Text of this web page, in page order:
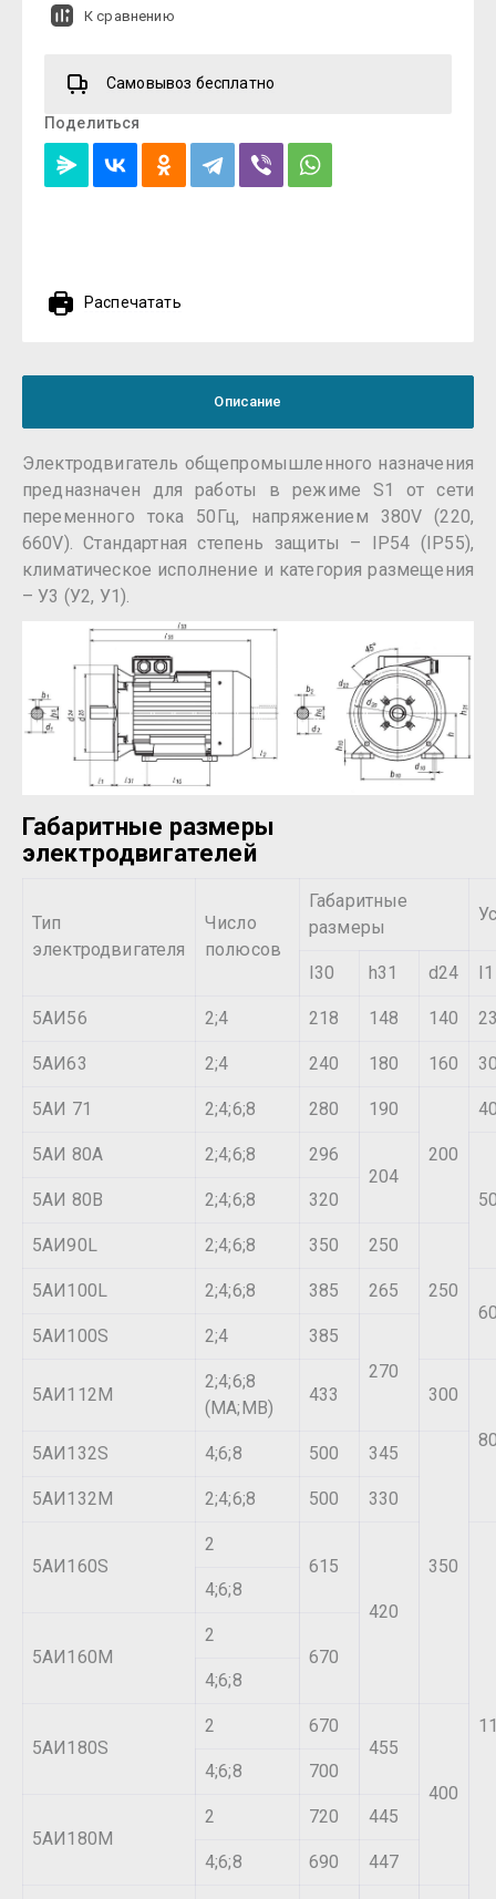
К сравнению
Самовывоз бесплатно
Поделиться
Распечатать
Описание
Электродвигатель общепромышленного назначения
предназначен для работы в режиме S1 от сети
переменного тока 50Гц, напряжением 380V (220,
660V). Стандартная степень защиты – IP54 (IP55),
климатическое исполнение и категория размещения
– У3 (У2, У1).
Габаритные размеры
электродвигателей
Тип
электродвигателя
Число
полюсов
Габаритные
размеры
I30 h31 d24 I1
5АИ56 2;4 218 148 140
5АИ63 2;4 240 180 160
5АИ 71 2;4;6;8 280 190
200
5АИ 80А 2;4;6;8
296
204
5АИ 80В 2;4;6;8 320
5АИ90L 2;4;6;8 350 250
250
5АИ100L 2;4;6;8 385
265
5АИ100S
2;4
385
270
5АИ112М
2;4;6;8
(МА;МВ)
433 300
5АИ132S 4;6;8 500 345
350
5АИ132М 2;4;6;8 500 330
5АИ160S
2
615
420
4;6;8
5АИ160М
2
670
4;6;8
5АИ180S
2
670
455
400
4;6;8 700
5АИ180М
2 720 445
4;6;8 690 447